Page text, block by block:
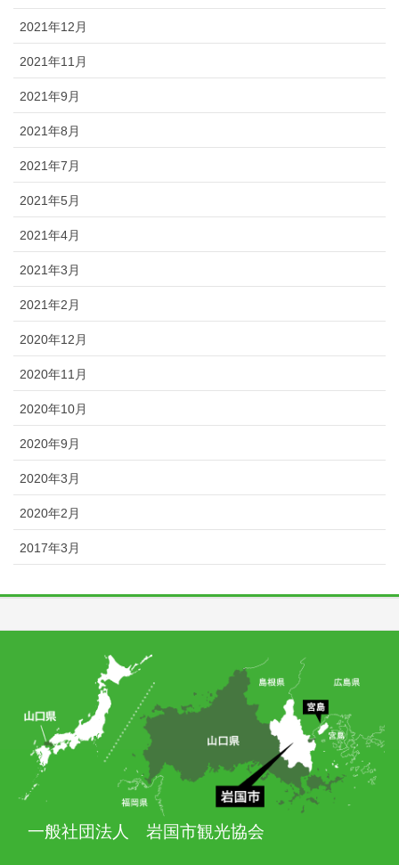
2021年12月
2021年11月
2021年9月
2021年8月
2021年7月
2021年5月
2021年4月
2021年3月
2021年2月
2020年12月
2020年11月
2020年10月
2020年9月
2020年3月
2020年2月
2017年3月
一般社団法人 岩国市観光協会